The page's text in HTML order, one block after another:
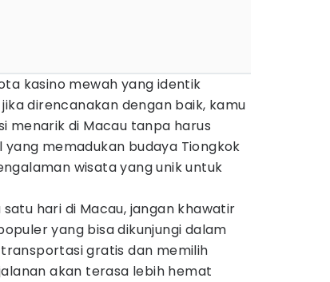
kasino mewah yang identik
direncanakan dengan baik, kamu
menarik di Macau tanpa harus
memadukan budaya Tiongkok
wisata yang unik untuk
hari di Macau, jangan khawatir
yang bisa dikunjungi dalam
gratis dan memilih
akan terasa lebih hemat